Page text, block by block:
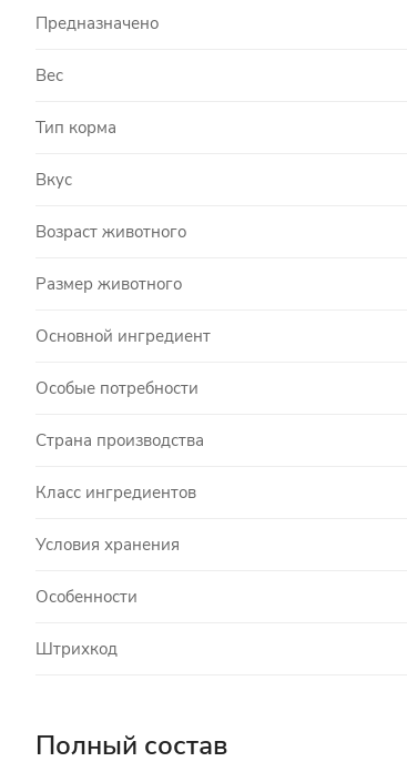
Предназначено
Вес
Тип корма
Вкус
Возраст животного
Размер животного
Основной ингредиент
Особые потребности
Страна производства
Класс ингредиентов
Условия хранения
Особенности
Штрихкод
Полный состав